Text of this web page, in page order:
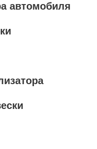
автомобиля